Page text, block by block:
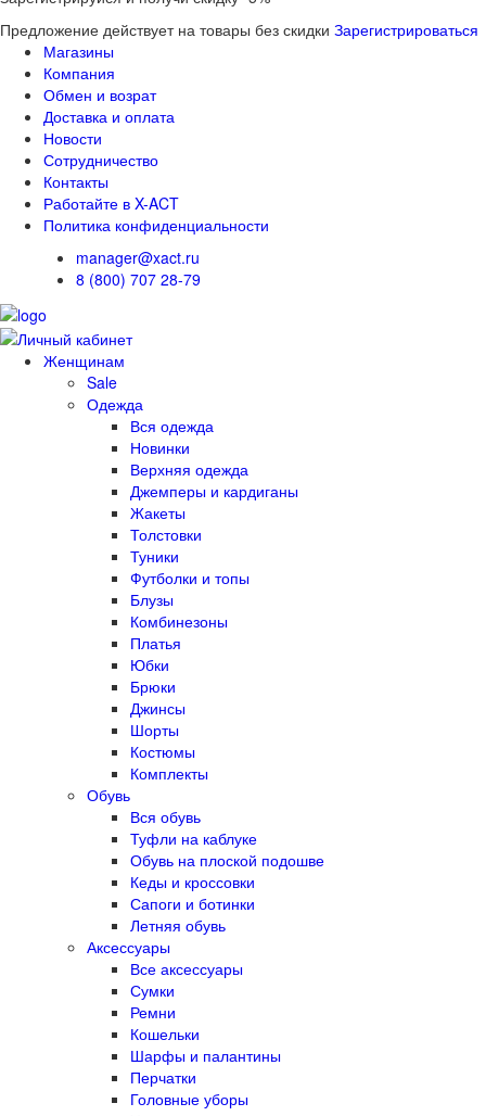
Предложение действует на товары без скидки Зарегистрироваться
Магазины
Компания
Обмен и возрат
Доставка и оплата
Новости
Сотрудничество
Контакты
Работайте в X-ACT
Политика конфиденциальности
manager@xact.ru
8 (800) 707 28-79
Женщинам
Sale
Одежда
Вся одежда
Новинки
Верхняя одежда
Джемперы и кардиганы
Жакеты
Толстовки
Туники
Футболки и топы
Блузы
Комбинезоны
Платья
Юбки
Брюки
Джинсы
Шорты
Костюмы
Комплекты
Обувь
Вся обувь
Туфли на каблуке
Обувь на плоской подошве
Кеды и кроссовки
Сапоги и ботинки
Летняя обувь
Аксессуары
Все аксессуары
Сумки
Ремни
Кошельки
Шарфы и палантины
Перчатки
Головные уборы